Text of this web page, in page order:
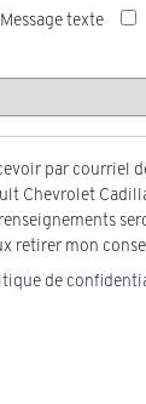
Message texte
par courriel
Chevrolet
retirer mon
de